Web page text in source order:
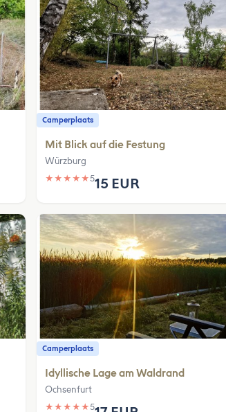
Camperplaats
Mit Blick auf die Festung
Würzburg
★ ★ ★ ★ ★515 EUR
Camperplaats
Idyllische Lage am Waldrand
Ochsenfurt
★ ★ ★ ★ ★5